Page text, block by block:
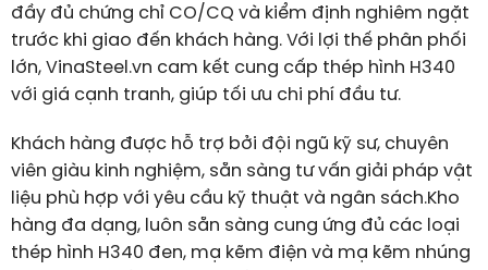
đầy đủ chứng chỉ CO/CQ và kiểm định nghiêm ngặt
trước khi giao đến khách hàng. Với lợi thế phân phối
lớn, VinaSteel.vn cam kết cung cấp thép hình H340
với giá cạnh tranh, giúp tối ưu chi phí đầu tư.
Khách hàng được hỗ trợ bởi đội ngũ kỹ sư, chuyên
viên giàu kinh nghiệm, sẵn sàng tư vấn giải pháp vật
liệu phù hợp với yêu cầu kỹ thuật và ngân sách.Kho
hàng đa dạng, luôn sẵn sàng cung ứng đủ các loại
thép hình H340 đen, mạ kẽm điện và mạ kẽm nhúng